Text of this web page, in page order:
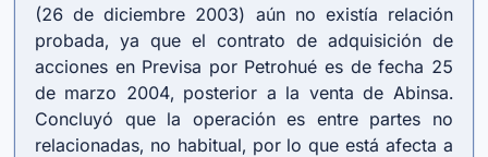
(26 de diciembre 2003) aún no existía relación
probada, ya que el contrato de adquisición de
acciones en Previsa por Petrohué es de fecha 25
de marzo 2004, posterior a la venta de Abinsa.
Concluyó que la operación es entre partes no
relacionadas, no habitual, por lo que está afecta a